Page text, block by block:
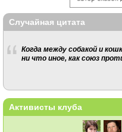
Случайная цитата
Когда между собакой и
ни что иное, как союз
Активисты клуба